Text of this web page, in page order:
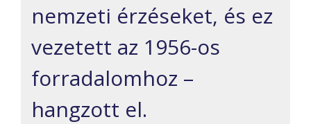
nemzeti érzéseket, és ez
vezetett az 1956-os
forradalomhoz –
hangzott el.